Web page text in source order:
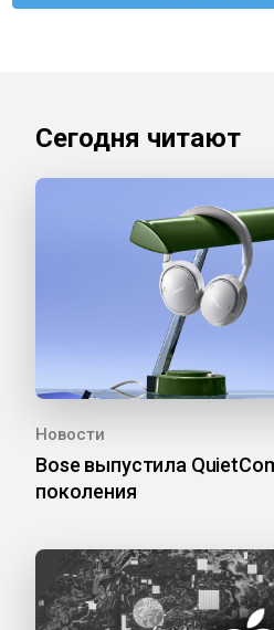
Сегодня читают
Новости
Bose выпустила
поколения